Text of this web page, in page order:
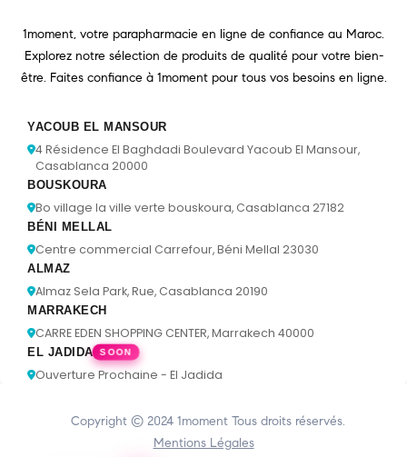
1moment, votre parapharmacie en ligne de confiance au Maroc.
Explorez notre sélection de produits de qualité pour votre bien-
être. Faites confiance à 1moment pour tous vos besoins en ligne.
YACOUB EL MANSOUR
4 Résidence El Baghdadi Boulevard Yacoub El Mansour,
Casablanca 20000
BOUSKOURA
Bo village la ville verte bouskoura, Casablanca 27182
BÉNI MELLAL
Centre commercial Carrefour, Béni Mellal 23030
ALMAZ
Almaz Sela Park, Rue, Casablanca 20190
MARRAKECH
CARRE EDEN SHOPPING CENTER, Marrakech 40000
EL JADIDA SOON
Ouverture Prochaine - El Jadida
Copyright © 2024 1moment Tous droits réservés.
Mentions Légales